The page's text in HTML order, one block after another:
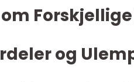
om
og